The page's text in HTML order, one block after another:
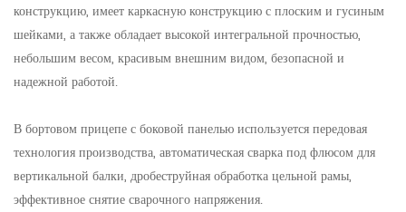
конструкцию, имеет каркасную конструкцию с плоским и гусиным
шейками, а также обладает высокой интегральной прочностью,
небольшим весом, красивым внешним видом, безопасной и
надежной работой.
В бортовом прицепе с боковой панелью используется передовая
технология производства, автоматическая сварка под флюсом для
вертикальной балки, дробеструйная обработка цельной рамы,
эффективное снятие сварочного напряжения.